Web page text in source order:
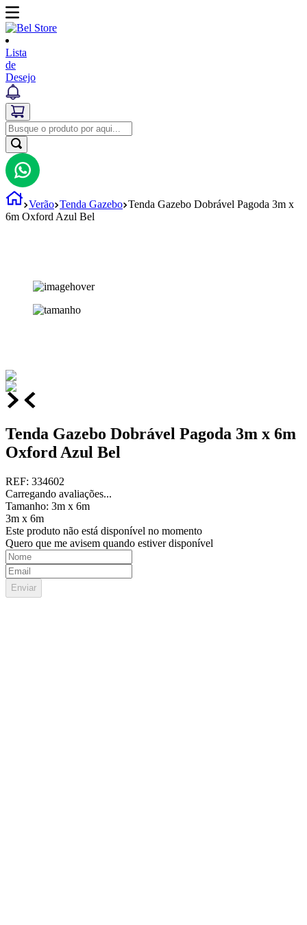
Lista
de
Desejo
Verão Tenda Gazebo Tenda Gazebo Dobrável Pagoda 3m x
6m Oxford Azul Bel
Tenda Gazebo Dobrável Pagoda 3m x 6m
Oxford Azul Bel
REF: 334602
Carregando avaliações...
Tamanho: 3m x 6m
3m x 6m
Este produto não está disponível no momento
Quero que me avisem quando estiver disponível
Enviar